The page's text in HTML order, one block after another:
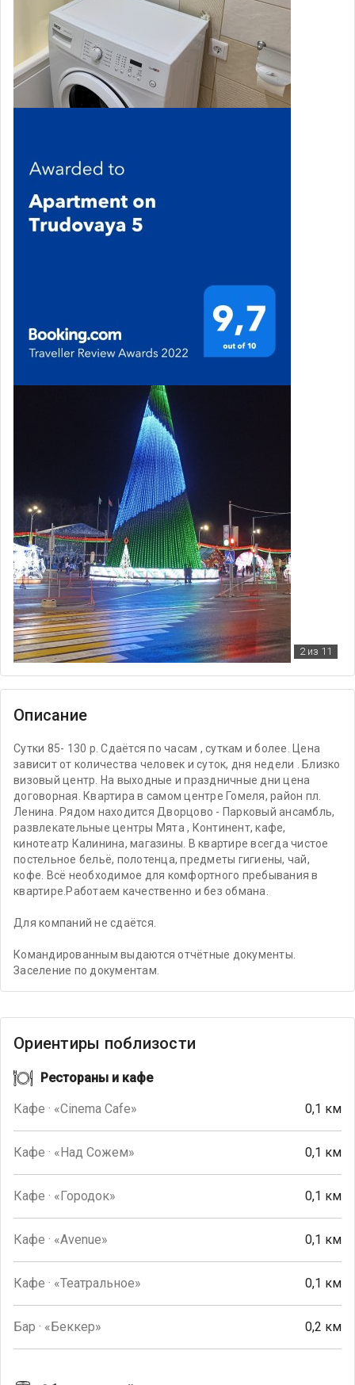
2из 11
Описание
Сутки 85- 130 р. Сдаётся по часам , суткам и более. Цена
зависит от количества человек и суток, дня недели . Близко
визовый центр. На выходные и праздничные дни цена
договорная. Квартира в самом центре Гомеля, район пл.
Ленина. Рядом находится Дворцово - Парковый ансамбль,
развлекательные центры Мята , Континент, кафе,
кинотеатр Калинина, магазины. В квартире всегда чистое
постельное бельё, полотенца, предметы гигиены, чай,
кофе. Всё необходимое для комфортного пребывания в
квартире.Работаем качественно и без обмана.
Для компаний не сдаётся.
Командированным выдаются отчётные документы.
Заселение по документам.
Ориентиры поблизости
Рестораны и кафе
Кафе · «Cinema Cafe» 0,1 км
Кафе · «Над Сожем» 0,1 км
Кафе · «Городок» 0,1 км
Кафе · «Avenue» 0,1 км
Кафе · «Театральное» 0,1 км
Бар · «Беккер» 0,2 км